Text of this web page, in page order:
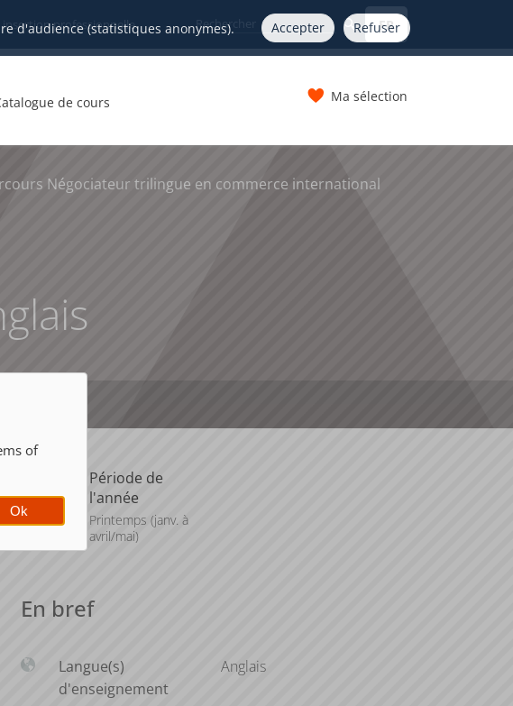
d'audience (statistiques anonymes). Accepter Refuser
professionnelle FR
de cours Ma sélection
Négociateur trilingue en commerce international
Période de
l'année
Printemps (janv. à
avril/mai)
En bref
Langue(s)
d'enseignement
Anglais
of
Ok